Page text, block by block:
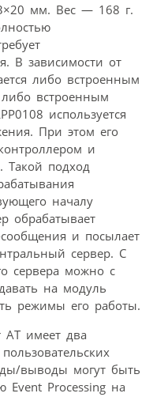
мм. Вес — 168 г.
В зависимости от
либо встроенным
встроенным
используется
При этом его
и
Такой подход
началу
обрабатывает
и посылает
сервер. С
сервера можно с
на модуль
режимы его работы.
имеет два
выводы могут быть
Processing на